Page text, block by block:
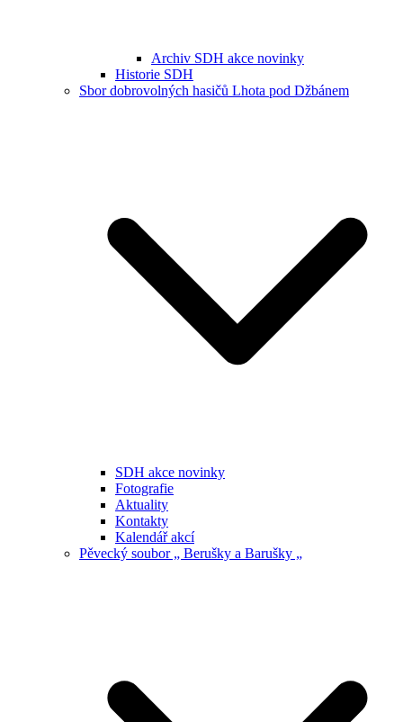
Archiv SDH akce novinky
Historie SDH
Sbor dobrovolných hasičů Lhota pod Džbánem
SDH akce novinky
Fotografie
Aktuality
Kontakty
Kalendář akcí
Pěvecký soubor „ Berušky a Barušky „